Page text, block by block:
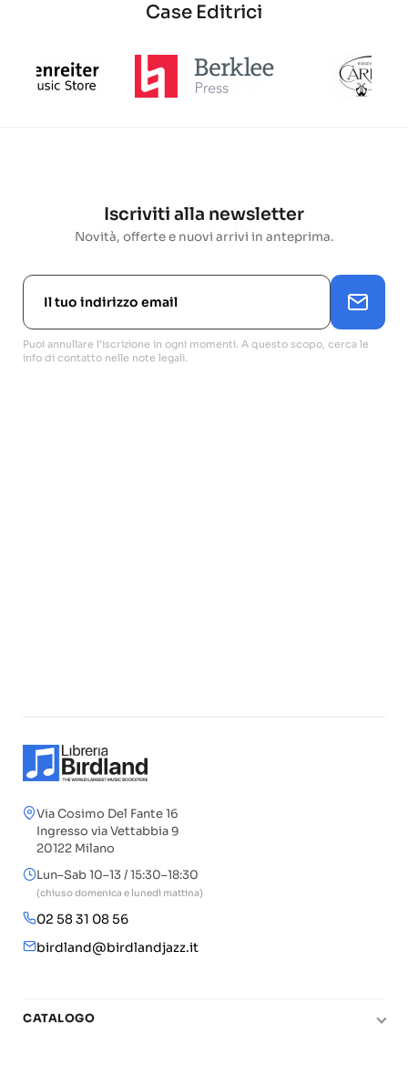
Case Editrici
Iscriviti alla newsletter
Novità, offerte e nuovi arrivi in anteprima.
Puoi annullare l'iscrizione in ogni momenti. A questo scopo, cerca le
info di contatto nelle note legali.
Via Cosimo Del Fante 16
Ingresso via Vettabbia 9
20122 Milano
Lun–Sab 10–13 / 15:30–18:30
(chiuso domenica e lunedì mattina)
02 58 31 08 56
birdland@birdlandjazz.it
CATALOGO